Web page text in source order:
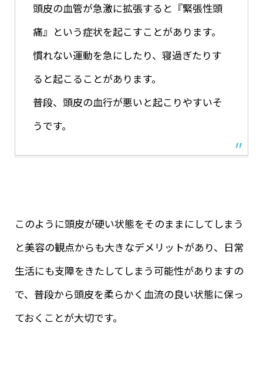
頭皮の血管が急激に拡張すると『緊張性頭
痛』という症状を起こすことがあります。
慣れない運動を急にしたり、寝過ぎたりす
ると起こることがあります。
普段、頭皮の血行が悪いと起こりやすいそ
うです。
このように頭皮が硬い状態をそのままにしてしまう
と美容の観点からも大きなデメリットがあり、日常
生活にも支障をきたしてしまう可能性がありますの
で、普段から頭皮を柔らかく血流の良い状態に保っ
ておくことが大切です。